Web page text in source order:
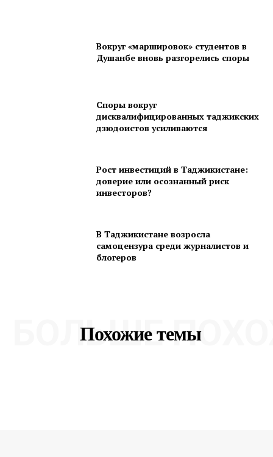
Вокруг «маршировок» студентов в
Душанбе вновь разгорелись споры
Споры вокруг
дисквалифицированных таджикских
дзюдоистов усиливаются
Рост инвестиций в Таджикистане:
доверие или осознанный риск
инвесторов?
В Таджикистане возросла
самоцензура среди журналистов и
блогеров
Похожие темы
БОЛЬШЕ